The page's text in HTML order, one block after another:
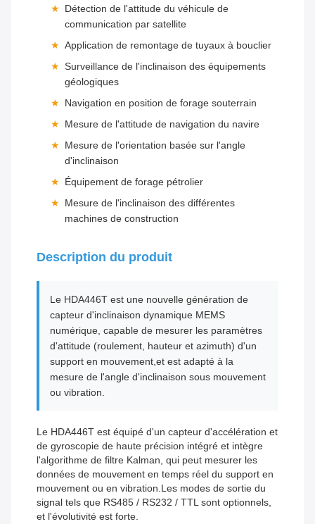
Détection de l'attitude du véhicule de
communication par satellite
Application de remontage de tuyaux à bouclier
Surveillance de l'inclinaison des équipements
géologiques
Navigation en position de forage souterrain
Mesure de l'attitude de navigation du navire
Mesure de l'orientation basée sur l'angle
d'inclinaison
Équipement de forage pétrolier
Mesure de l'inclinaison des différentes
machines de construction
Description du produit
Le HDA446T est une nouvelle génération de
capteur d'inclinaison dynamique MEMS
numérique, capable de mesurer les paramètres
d'attitude (roulement, hauteur et azimuth) d'un
support en mouvement,et est adapté à la
mesure de l'angle d'inclinaison sous mouvement
ou vibration.
Le HDA446T est équipé d'un capteur d'accélération et
de gyroscopie de haute précision intégré et intègre
l'algorithme de filtre Kalman, qui peut mesurer les
données de mouvement en temps réel du support en
mouvement ou en vibration.Les modes de sortie du
signal tels que RS485 / RS232 / TTL sont optionnels,
et l'évolutivité est forte.